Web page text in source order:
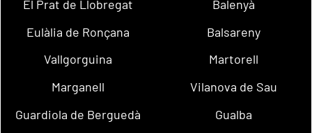
El Prat de Llobregat
Balenyà
Eulàlia de Ronçana
Balsareny
Vallgorguina
Martorell
Marganell
Vilanova de Sau
Guardiola de Berguedà
Gualba